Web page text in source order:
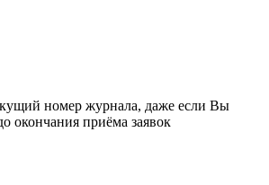
номер журнала, даже если Вы
окончания приёма заявок